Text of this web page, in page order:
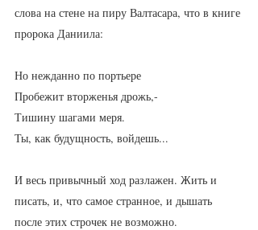
слова на стене на пиру Валтасара, что в книге
пророка Даниила:
Но нежданно по портьере
Пробежит вторженья дрожь,-
Тишину шагами меря.
Ты, как будущность, войдешь...
И весь привычный ход разлажен. Жить и
писать, и, что самое странное, и дышать
после этих строчек не возможно.